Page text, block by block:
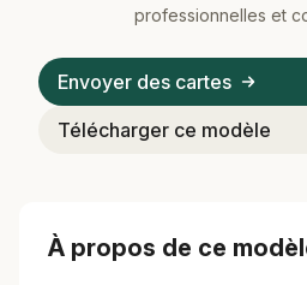
professionnelles et
Envoyer des cartes
Télécharger ce modèle
À propos de ce